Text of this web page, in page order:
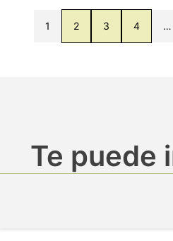
1 2 3 4 …
Te puede